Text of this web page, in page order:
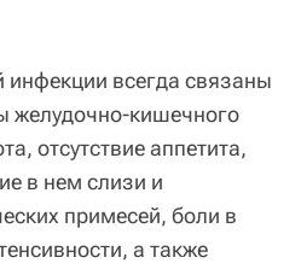
всегда связаны
желудочно-кишечного
отсутствие аппетита,
в нем слизи и
примесей, боли в
а также